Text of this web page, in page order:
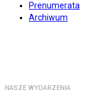
Prenumerata
Archiwum
NASZE WYDARZENIA